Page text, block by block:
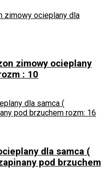
zimowy ocieplany
: 10
dla samca (
pod brzuchem